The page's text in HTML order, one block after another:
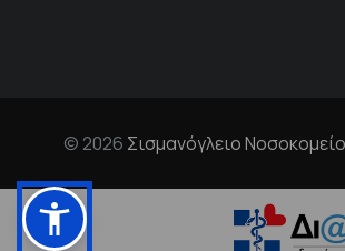
© 2026 Σισμανόγλειο Νοσοκομείο